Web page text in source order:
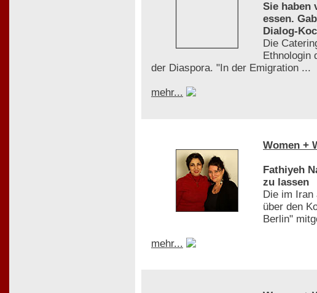
Sie haben
essen.
Dialog-
Die
Ethnologin
der Diaspora. "In der Emigration ...
mehr...
Women +
Fathiyeh
zu lassen
Die im Iran
über den
Berlin"
mehr...